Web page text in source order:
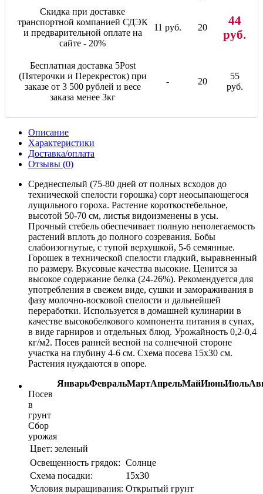
Скидка при доставке
транспортной компанией СДЭК
и предварительной оплате на
сайте - 20%
11 руб. 20
44
руб.
Бесплатная доставка 5Post
(Пятерочки и Перекресток) при
заказе от 3 500 рублей и весе
заказа менее 3кг
- 20
55
руб.
Описание
Характеристики
Доставка/оплата
Отзывы (0)
Среднеспелый (75-80 дней от полных всходов до
технической спелости горошка) сорт неосыпающегося
лущильного гороха. Растение короткостебельное,
высотой 50-70 см, листья видоизменены в усы.
Прочный стебель обеспечивает полную неполегаемость
растений вплоть до полного созревания. Бобы
слабоизогнутые, с тупой верхушкой, 5-6 семянные.
Горошек в технической спелости гладкий, выравненный
по размеру. Вкусовые качества высокие. Ценится за
высокое содержание белка (24-26%). Рекомендуется для
употребления в свежем виде, сушки и замораживания в
фазу молочно-восковой спелости и дальнейшей
переработки. Используется в домашней кулинарии в
качестве высокобелкового компонента питания в супах,
в виде гарниров и отдельных блюд. Урожайность 0,2-0,4
кг/м2. Посев ранней весной на солнечной стороне
участка на глубину 4-6 см. Схема посева 15x30 см.
Растения нуждаются в опоре.
ЯнварьФевральМартАпрельМайИюньИюль
Посев
в
грунт
Сбор
урожая
Цвет: зеленый
Освещенность грядок: Солнце
Схема посадки:
15х30
Условия выращивания: Открытый грунт